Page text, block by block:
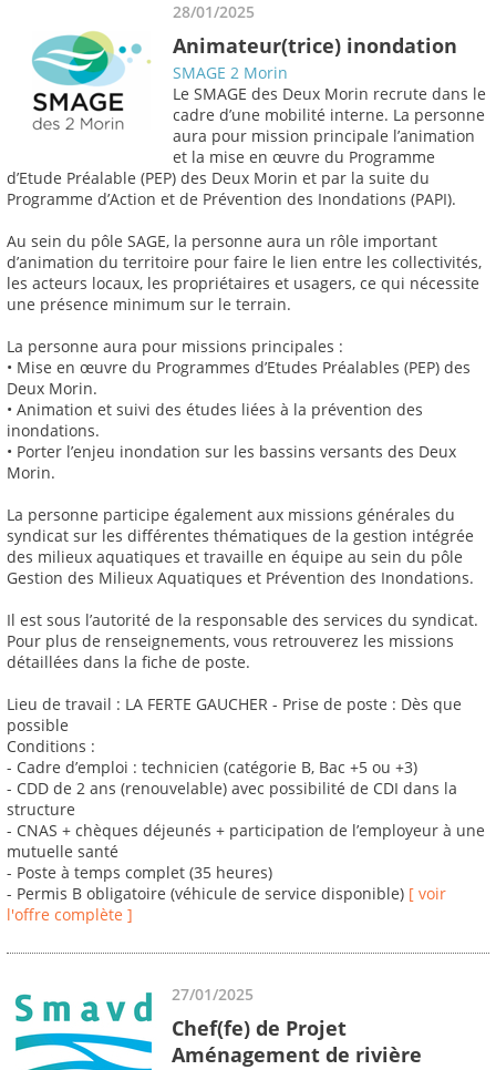
28/01/2025
Animateur(trice) inondation
SMAGE 2 Morin
Le SMAGE des Deux Morin recrute dans le
cadre d’une mobilité interne. La personne
aura pour mission principale l’animation
et la mise en œuvre du Programme
d’Etude Préalable (PEP) des Deux Morin et par la suite du
Programme d’Action et de Prévention des Inondations (PAPI).
Au sein du pôle SAGE, la personne aura un rôle important
d’animation du territoire pour faire le lien entre les collectivités,
les acteurs locaux, les propriétaires et usagers, ce qui nécessite
une présence minimum sur le terrain.
La personne aura pour missions principales :
• Mise en œuvre du Programmes d’Etudes Préalables (PEP) des
Deux Morin.
• Animation et suivi des études liées à la prévention des
inondations.
• Porter l’enjeu inondation sur les bassins versants des Deux
Morin.
La personne participe également aux missions générales du
syndicat sur les différentes thématiques de la gestion intégrée
des milieux aquatiques et travaille en équipe au sein du pôle
Gestion des Milieux Aquatiques et Prévention des Inondations.
Il est sous l’autorité de la responsable des services du syndicat.
Pour plus de renseignements, vous retrouverez les missions
détaillées dans la fiche de poste.
Lieu de travail : LA FERTE GAUCHER - Prise de poste : Dès que
possible
Conditions :
- Cadre d’emploi : technicien (catégorie B, Bac +5 ou +3)
- CDD de 2 ans (renouvelable) avec possibilité de CDI dans la
structure
- CNAS + chèques déjeunés + participation de l’employeur à une
mutuelle santé
- Poste à temps complet (35 heures)
- Permis B obligatoire (véhicule de service disponible) [ voir
l'offre complète ]
27/01/2025
Chef(fe) de Projet
Aménagement de rivière